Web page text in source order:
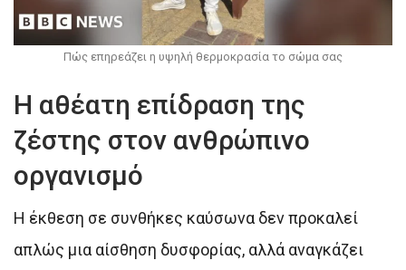
Πώς επηρεάζει η υψηλή θερμοκρασία το σώμα σας
Η αθέατη επίδραση της
ζέστης στον ανθρώπινο
οργανισμό
Η έκθεση σε συνθήκες καύσωνα δεν προκαλεί
απλώς μια αίσθηση δυσφορίας, αλλά αναγκάζει